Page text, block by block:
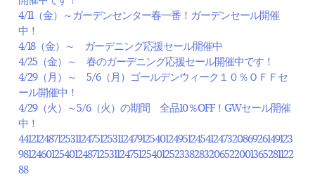
4/11（金）～ガーデンセンター春一番！ガーデンセール開催
中！
4/18（金）～ ガーデニング応援セール開催中
4/25（金）～ 春のガーデニング応援セール開催中です！
4/29（月）～ 5/6（月）ゴールデンウィーク１０％ＯＦＦセ
ール開催中！
4/29（火）～5/6（火）の期間 全品10％OFF！GWセール開催
中！
44121248712531124751253112479125401249512454124732086926149123
981246012540124871253112475125401252338283206522001365281122
88